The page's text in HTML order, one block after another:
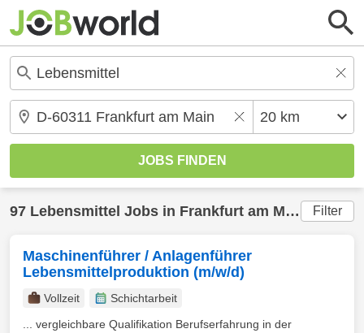
97 Lebensmittel Jobs in Frankfurt am Main (20
Filter
Maschinenführer / Anlagenführer
Lebensmittelproduktion (m/w/d)
Vollzeit
Schichtarbeit
... vergleichbare Qualifikation Berufserfahrung in der